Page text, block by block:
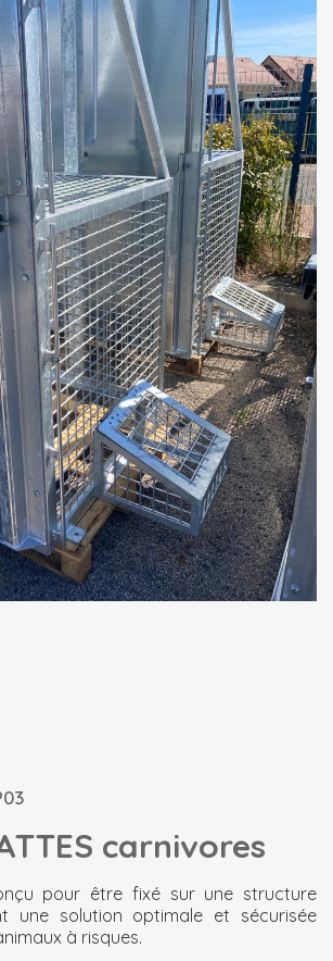
carnivores
pour être fixé sur une structure
une solution optimale et sécurisée
à risques.